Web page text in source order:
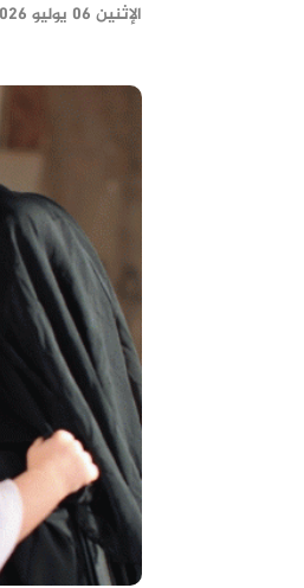
الإثنين ٠٦ يوليو ٢٠٢٦ الساعة ٠٣:٤٦ مساءً